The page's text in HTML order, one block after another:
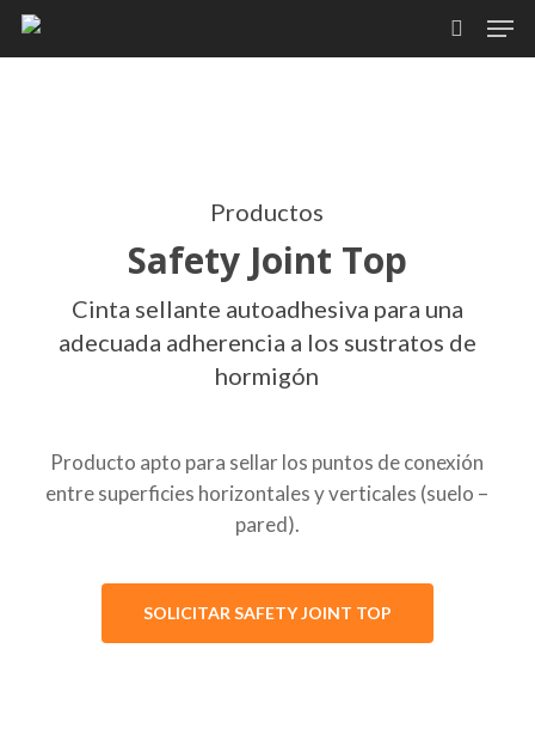
Skip
search
Productos
Safety Joint Top
Cinta sellante autoadhesiva para una
adecuada adherencia a los sustratos de
hormigón
Producto apto para sellar los puntos de conexión
entre superficies horizontales y verticales (suelo –
pared).
SOLICITAR SAFETY JOINT TOP